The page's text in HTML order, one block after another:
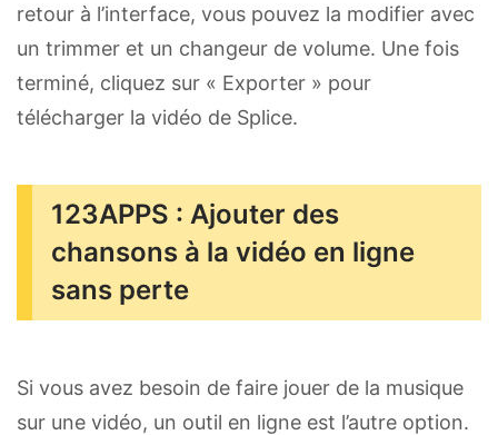
retour à l’interface, vous pouvez la modifier avec
un trimmer et un changeur de volume. Une fois
terminé, cliquez sur « Exporter » pour
télécharger la vidéo de Splice.
123APPS : Ajouter des
chansons à la vidéo en ligne
sans perte
Si vous avez besoin de faire jouer de la musique
sur une vidéo, un outil en ligne est l’autre option.